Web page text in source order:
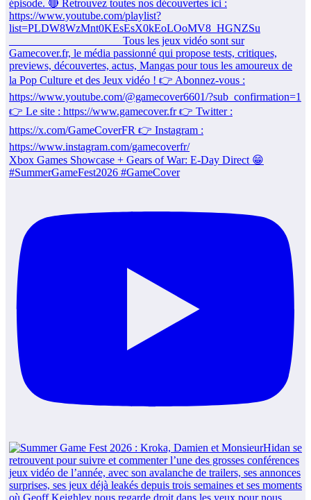
Xbox Games Showcase + Gears of War: E-Day Direct 😁
#SummerGameFest2026 #GameCover